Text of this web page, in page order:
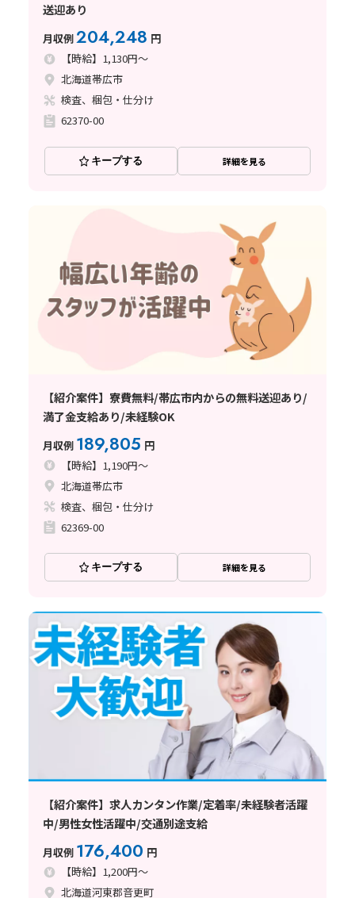
送迎あり
月収例204,248 円
【時給】1,130円～
北海道帯広市
検査、梱包・仕分け
62370-00
キープする 詳細を見る
【紹介案件】寮費無料/帯広市内からの無料送迎あり/
満了金支給あり/未経験OK
月収例 189,805 円
【時給】1,190円～
北海道帯広市
検査、梱包・仕分け
62369-00
キープする 詳細を見る
【紹介案件】求人カンタン作業/定着率/未経験者活躍
中/男性女性活躍中/交通別途支給
月収例 176,400 円
【時給】1,200円～
北海道河東郡音更町